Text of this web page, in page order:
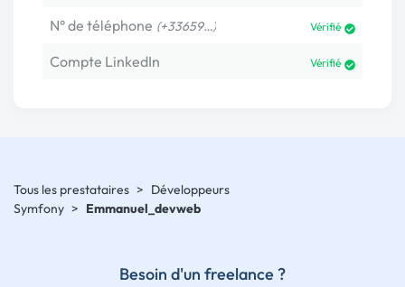
N° de téléphone (+33659…) Vérifié
Compte LinkedIn Vérifié
Tous les prestataires > Développeurs
Symfony > Emmanuel_devweb
Besoin d'un freelance ?